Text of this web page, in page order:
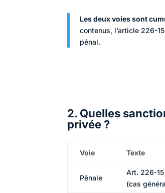
Les deux voies sont
contenus, l’article 226-
pénal.
2. Quelles
privée ?
Voie Texte
Pénale
Art. 226-
(cas